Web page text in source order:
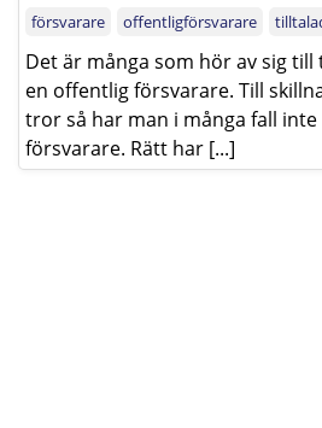
försvarare offentligförsvarare
Det är många som hör av sig
en offentlig försvarare. Till
tror så har man i många fall
försvarare. Rätt har [...]